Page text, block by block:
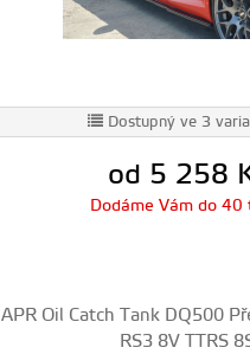
Dostupný ve 3
od 5 258
Dodáme Vám do 40
APR Oil Catch Tank DQ500
RS3 8V TTRS